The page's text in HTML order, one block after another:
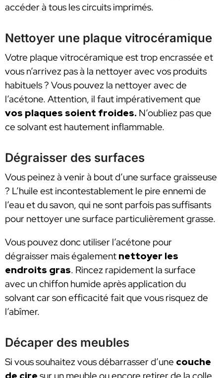
accéder à tous les circuits imprimés.
Nettoyer une plaque vitrocéramique
Votre plaque vitrocéramique est trop encrassée et
vous n’arrivez pas à la nettoyer avec vos produits
habituels ? Vous pouvez la nettoyer avec de
l’acétone. Attention, il faut impérativement que
vos plaques soient froides. N’oubliez pas que
ce solvant est hautement inflammable.
Dégraisser des surfaces
Vous peinez à venir à bout d’une surface graisseuse
? L’huile est incontestablement le pire ennemi de
l’eau et du savon, qui ne sont parfois pas suffisants
pour nettoyer une surface particulièrement grasse.
Vous pouvez donc utiliser l’acétone pour
dégraisser mais également nettoyer les
endroits gras. Rincez rapidement la surface
avec un chiffon humide après application du
solvant car son efficacité fait que vous risquez de
l’abîmer.
Décaper des meubles
Si vous souhaitez vous débarrasser d’une couche